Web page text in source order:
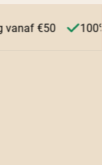
vanaf €50